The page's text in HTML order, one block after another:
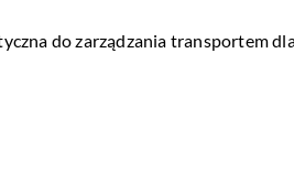
do zarządzania transportem